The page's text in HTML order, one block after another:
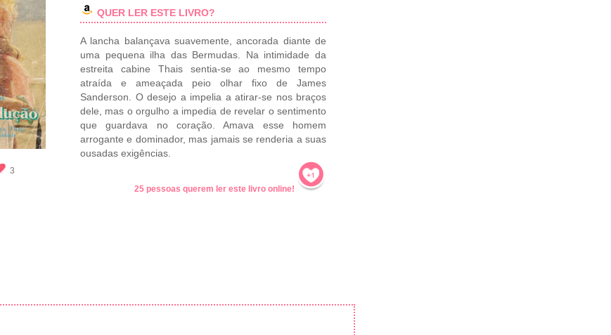
3
QUER LER ESTE LIVRO?
A lancha balançava suavemente, ancorada diante de
uma pequena ilha das Bermudas. Na intimidade da
estreita cabine Thais sentia-se ao mesmo tempo
atraída e ameaçada peio olhar fixo de James
Sanderson. O desejo a impelia a atirar-se nos braços
dele, mas o orgulho a impedia de revelar o sentimento
que guardava no coração. Amava esse homem
arrogante e dominador, mas jamais se renderia a suas
ousadas exigências.
25 pessoas querem ler este livro online!